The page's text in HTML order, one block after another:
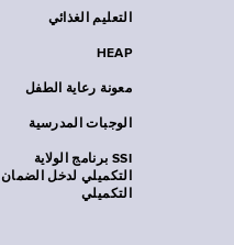
التعليم الغذائي
HEAP
معونة رعاية الطفل
الوجبات المدرسية
SSI برنامج الولاية
التكميلي لدخل الضمان
التكميلي